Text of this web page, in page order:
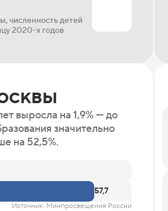
численность детей
2020-х годов
выросла на 1,9% — до
значительно
на 52,5%.
57,7
Источник: Минпросвещения России